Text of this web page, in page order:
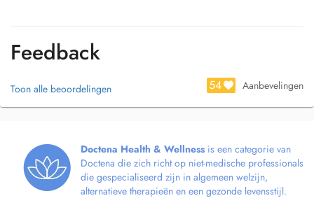
" Le régime commence au supermarché"
Feedback
Toon alle beoordelingen 54 Aanbevelingen
Doctena Health & Wellness is een categorie van
Doctena die zich richt op niet-medische professionals
die gespecialiseerd zijn in algemeen welzijn,
alternatieve therapieën en een gezonde levensstijl.